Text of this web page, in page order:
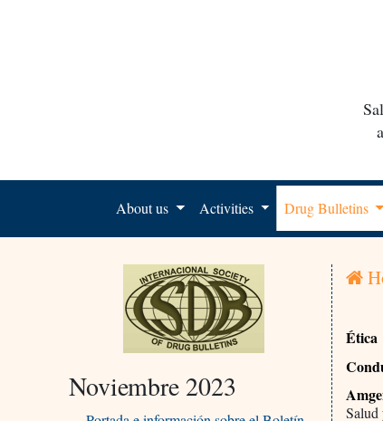
About us Activities Drug Bulletins
Noviembre 2023
Ética
Salud